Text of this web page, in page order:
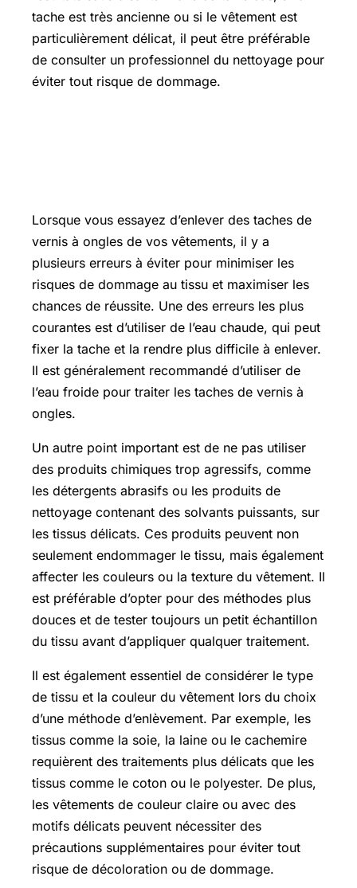
tache est très ancienne ou si le vêtement est
particulièrement délicat, il peut être préférable
de consulter un professionnel du nettoyage pour
éviter tout risque de dommage.
Lorsque vous essayez d’enlever des taches de
vernis à ongles de vos vêtements, il y a
plusieurs erreurs à éviter pour minimiser les
risques de dommage au tissu et maximiser les
chances de réussite. Une des erreurs les plus
courantes est d’utiliser de l’eau chaude, qui peut
fixer la tache et la rendre plus difficile à enlever.
Il est généralement recommandé d’utiliser de
l’eau froide pour traiter les taches de vernis à
ongles.
Un autre point important est de ne pas utiliser
des produits chimiques trop agressifs, comme
les détergents abrasifs ou les produits de
nettoyage contenant des solvants puissants, sur
les tissus délicats. Ces produits peuvent non
seulement endommager le tissu, mais également
affecter les couleurs ou la texture du vêtement. Il
est préférable d’opter pour des méthodes plus
douces et de tester toujours un petit échantillon
du tissu avant d’appliquer qualquer traitement.
Il est également essentiel de considérer le type
de tissu et la couleur du vêtement lors du choix
d’une méthode d’enlèvement. Par exemple, les
tissus comme la soie, la laine ou le cachemire
requièrent des traitements plus délicats que les
tissus comme le coton ou le polyester. De plus,
les vêtements de couleur claire ou avec des
motifs délicats peuvent nécessiter des
précautions supplémentaires pour éviter tout
risque de décoloration ou de dommage.